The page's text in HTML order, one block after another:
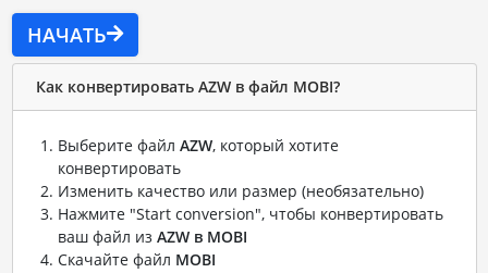
НАЧАТЬ
Как конвертировать AZW в файл MOBI?
Выберите файл AZW, который хотите
конвертировать
Изменить качество или размер (необязательно)
Нажмите "Start conversion", чтобы конвертировать
ваш файл из AZW в MOBI
Скачайте файл MOBI